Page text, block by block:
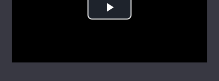
Тема оформлення
Play